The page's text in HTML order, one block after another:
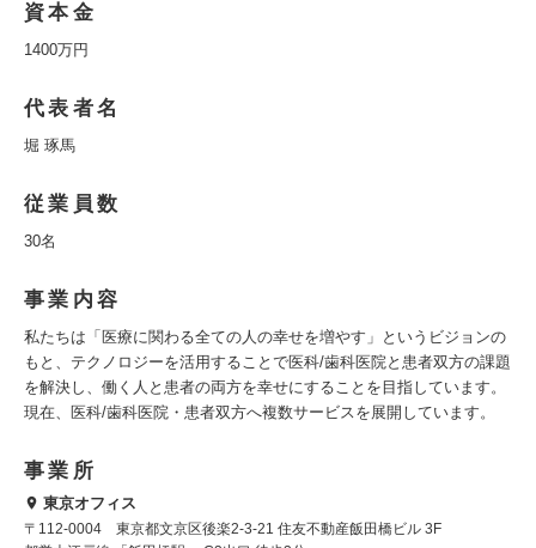
資本金
1400万円
代表者名
堀 琢馬
従業員数
30名
事業内容
私たちは「医療に関わる全ての人の幸せを増やす」というビジョンの
もと、テクノロジーを活用することで医科/歯科医院と患者双方の課題
を解決し、働く人と患者の両方を幸せにすることを目指しています。
現在、医科/歯科医院・患者双方へ複数サービスを展開しています。
事業所
東京オフィス
〒112-0004 東京都文京区後楽2-3-21 住友不動産飯田橋ビル 3F